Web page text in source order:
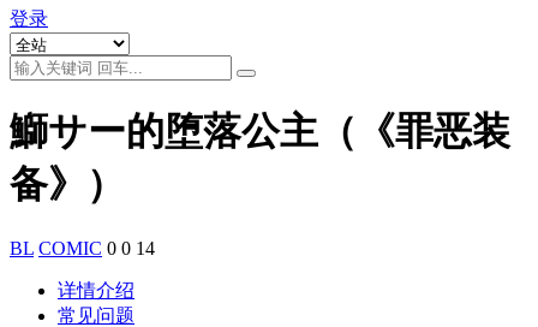
登录
鰤サー的堕落公主（《罪恶装
备》）
BL COMIC 0 0 14
详情介绍
常见问题